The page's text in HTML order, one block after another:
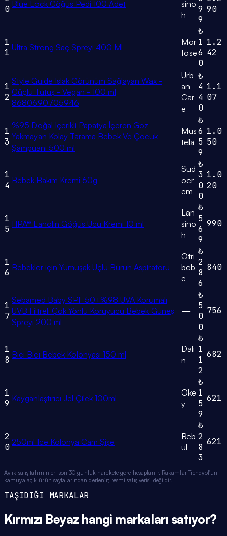
0 Blue Lock Göğüs Pedi 100 Adet
sino
h
9
9
90
1
1 Ultra Strong Saç Spreyi 400 Ml
Mor
fose
₺
1
6
0
1.2
42
1
2
Style Guide Islak Görünüm Sağlayan Wax -
Güçlü Tutuş - Vegan - 100 ml
8680690705946
Urb
an
Car
e
₺
4
4
0
1.1
07
1
3
%95 Doğal Içerikli Papatya İçeren Göz
Yakmayan Kolay Tarama Bebek Ve Çocuk
Şampuanı 500 ml
Mus
tela
₺
6
5
9
1.0
50
1
4 Bebek Bakım Kremi 60g
Sud
ocr
em
₺
3
0
0
1.0
20
1
5 HPA® Lanolin Göğüs Ucu Kremi 10 ml
Lan
sino
h
₺
5
6
9
990
1
6 Bebekler için Yumuşak Uçlu Burun Aspiratörü
Otri
beb
e
₺
2
8
6
840
1
7
Sebamed Baby SPF 50+%98 UVA Korumalı
UVB Filtreli Çok Yönlü Koruyucu Bebek Güneş
Spreyi 200 ml
—
₺
5
0
0
756
1
8 Bıcı Bıcı Bebek Kolonyası 150 ml
Dali
n
₺
1
1
2
682
1
9 Kayganlaştırıcı Jel Çilek 100ml
Oke
y
₺
1
5
9
621
2
0 250ml Ice Kolonya Cam Şişe
Reb
ul
₺
2
8
3
621
Aylık satış tahminleri son 30 günlük harekete göre hesaplanır. Rakamlar Trendyol'un
kamuya açık ürün sayfalarından derlenir; resmi satış verisi değildir.
TAŞIDIĞI MARKALAR
Kırmızı Beyaz hangi markaları satıyor?